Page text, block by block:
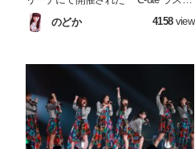
コンサート in さいたまスーパーアリ
ーナ ～Thank you team ℃-ute～』の模
のどか 4158view